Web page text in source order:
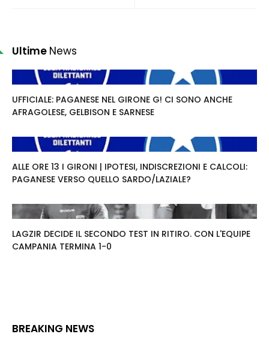
Ultime News
UFFICIALE: PAGANESE NEL GIRONE G! CI SONO ANCHE
AFRAGOLESE, GELBISON E SARNESE
ALLE ORE 13 I GIRONI | IPOTESI, INDISCREZIONI E CALCOLI:
PAGANESE VERSO QUELLO SARDO/LAZIALE?
LAGZIR DECIDE IL SECONDO TEST IN RITIRO. CON L'EQUIPE
CAMPANIA TERMINA 1-0
BREAKING NEWS